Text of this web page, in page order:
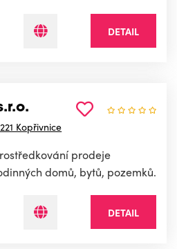
DETAIL
Kopřivnice
prodeje
domů, bytů, pozemků.
DETAIL